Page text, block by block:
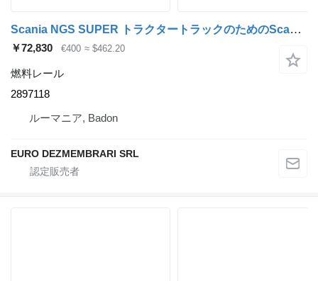
Scania NGS SUPER トラクタートラックのためのScania DC13 2897118 燃料レール
￥72,830 €400 ≈ $462.20
燃料レール
2897118
ルーマニア, Badon
EURO DEZMEMBRARI SRL